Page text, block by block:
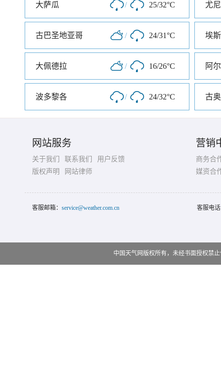
大萨瓜 / 25/32°C 尤
古巴圣地亚哥 / 24/31°C 埃
大佩德拉 / 16/26°C 阿
波多黎各 / 24/32°C 古
网站服务
关于我们 联系我们
用户反馈
版权声明
网站律师
营销
商务合
媒资合
客服邮箱： service@weather.com.cn 客服电
中国天气网版权所有，未经书面授权